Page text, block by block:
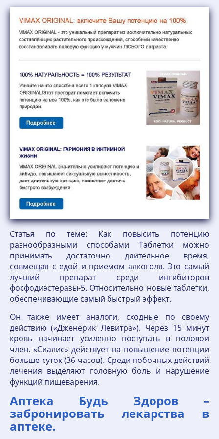
Статья по теме: Как повысить потенцию
разнообразными способами Таблетки можно
принимать достаточно длительное время,
совмещая с едой и приемом алкоголя. Это самый
лучший препарат среди ингибиторов
фосфодиэстеразы-5. Относительно новые таблетки,
обеспечивающие самый быстрый эффект.
Он также имеет аналоги, сходные по своему
действию («Дженерик Левитра»). Через 15 минут
кровь начинает усиленно поступать в половой
член. «Сиалис» действует на повышение потенции
больше суток (36 часов). Среди побочных действий
лечения выделяют головную боль и нарушение
функций пищеварения.
Аптека Будь Здоров –
забронировать лекарства в
аптеке.